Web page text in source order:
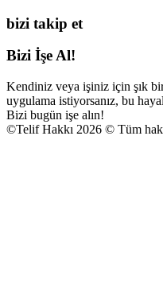
bizi takip et
Bizi İşe Al!
Kendiniz veya işiniz için şık
uygulama istiyorsanız, bu
Bizi bugün işe alın!
©Telif Hakkı 2026 © Tüm